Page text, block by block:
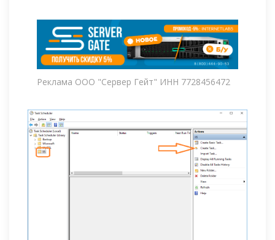
Реклама ООО "Сервер Гейт" ИНН 7728456472